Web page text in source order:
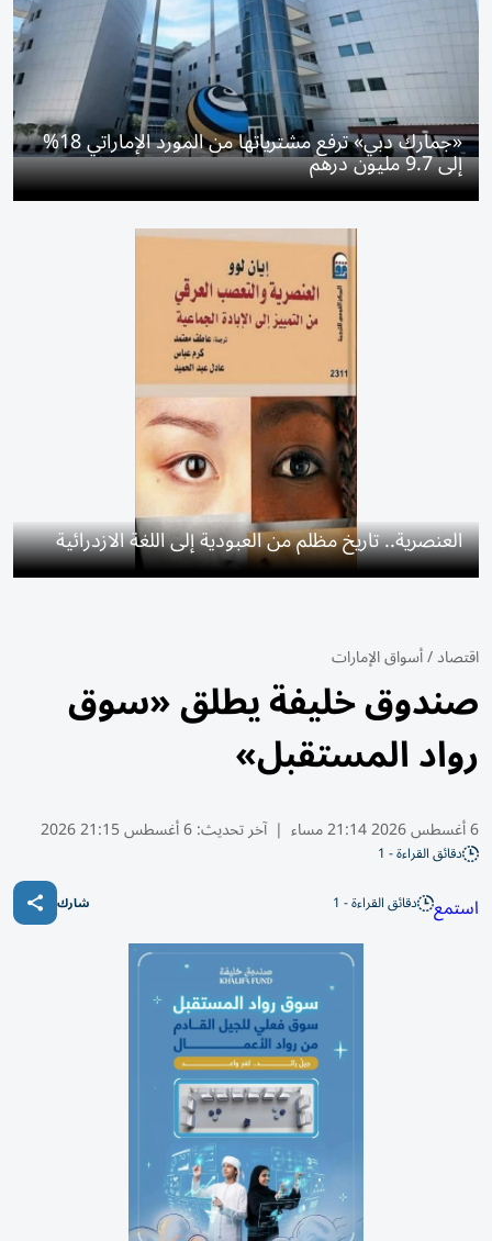
«جمارك دبي» ترفع مشترياتها من المورد الإماراتي 18%
إلى 9.7 مليون درهم
العنصرية.. تاريخ مظلم من العبودية إلى اللغة الازدرائية
اقتصاد/أسواق الإمارات
صندوق خليفة يطلق «سوق
رواد المستقبل»
6 أغسطس 2026 21:14 مساء | آخر تحديث:6 أغسطس 21:15 2026
دقائق القراءة - 1
استمع دقائق القراءة - 1 شارك